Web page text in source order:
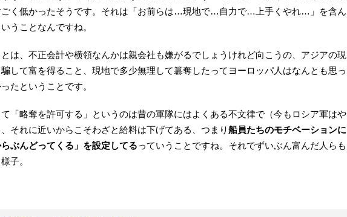
ごく低かったそうです。それは「お前らは…現地で…自力で…上手くやれ…」を含ん
うことなんですね。
は、不正会計や横領なんかは親会社も嫌がるでしょうけれど向こうの、アジアの現
して富を得ること、現地で多少無理して簒奪したってヨーロッパ人はなんとも思っ
たということです。
「略奪を許可する」というのは昔の軍隊にはよくある不文律で（今もロシア軍はや
それに近いからこそわざと給料は下げてある、つまり船員たちのモチベーションに
らぶんどってくる」を設定してるっていうことですね。それでずいぶん富んだ人らも
子。